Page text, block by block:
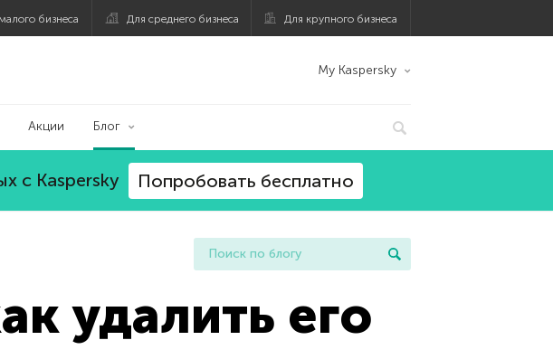
бизнеса Для среднего бизнеса Для крупного бизнеса
My Kaspersky
Акции Блог
с Kaspersky Попробовать бесплатно
удалить его